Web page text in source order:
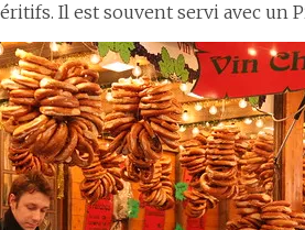
Il est souvent servi avec un